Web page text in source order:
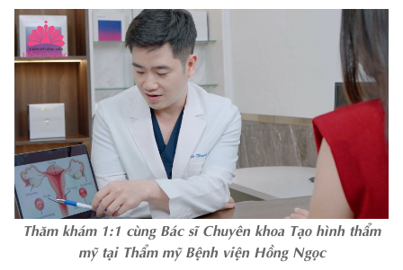
Thăm khám 1:1 cùng Bác sĩ Chuyên khoa Tạo hình thẩm
mỹ tại Thẩm mỹ Bệnh viện Hồng Ngọc